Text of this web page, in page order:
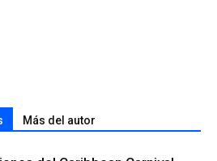
Más del autor